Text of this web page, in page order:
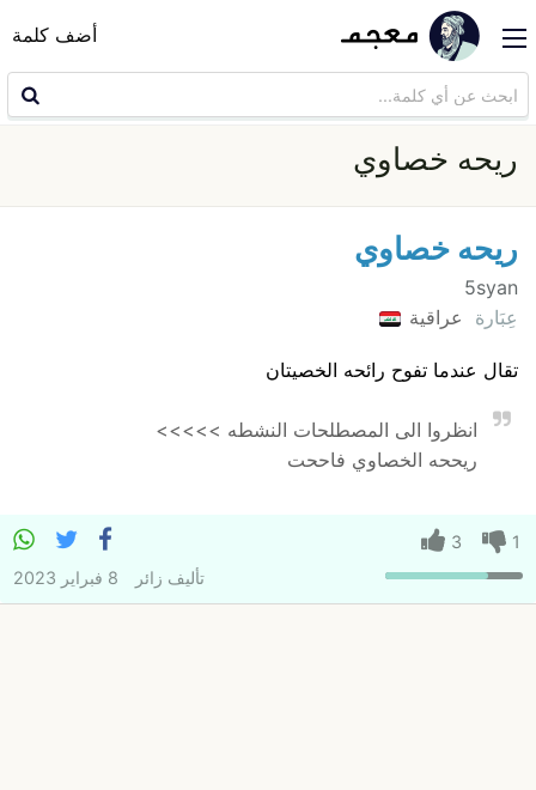
أضف كلمة
ريحه خصاوي
ريحه خصاوي
5syan
عِبَارة
عراقية
تقال عندما تفوح رائحه الخصيتان
انظروا الى المصطلحات النشطه >>>>>
ريححه الخصاوي فاححت
1
3
تأليف زائر 8 فبراير 2023